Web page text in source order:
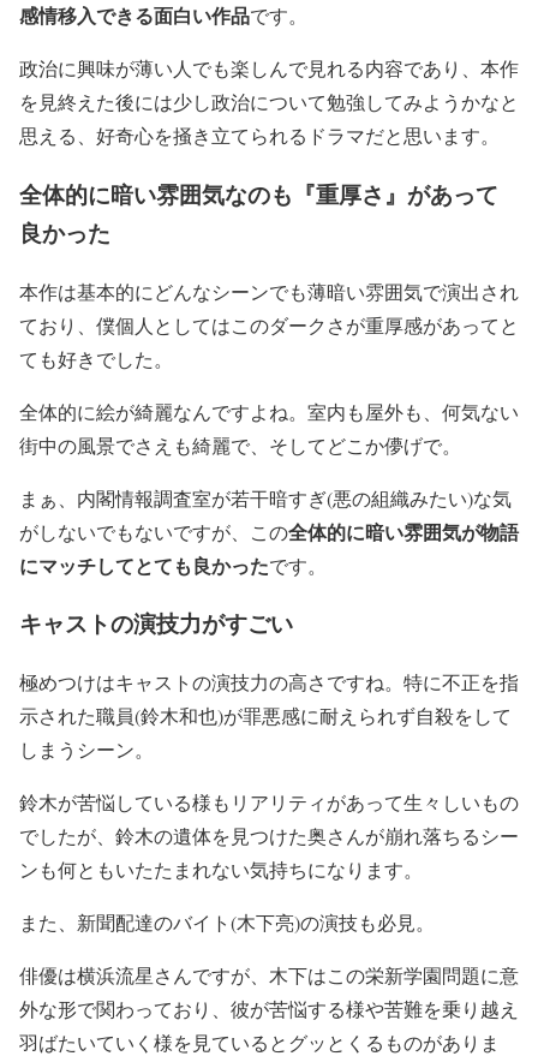
感情移入できる面白い作品です。
政治に興味が薄い人でも楽しんで見れる内容であり、本作
を見終えた後には少し政治について勉強してみようかなと
思える、好奇心を掻き立てられるドラマだと思います。
全体的に暗い雰囲気なのも『重厚さ』があって
良かった
本作は基本的にどんなシーンでも薄暗い雰囲気で演出され
ており、僕個人としてはこのダークさが重厚感があってと
ても好きでした。
全体的に絵が綺麗なんですよね。室内も屋外も、何気ない
街中の風景でさえも綺麗で、そしてどこか儚げで。
まぁ、内閣情報調査室が若干暗すぎ(悪の組織みたい)な気
がしないでもないですが、この全体的に暗い雰囲気が物語
にマッチしてとても良かったです。
キャストの演技力がすごい
極めつけはキャストの演技力の高さですね。特に不正を指
示された職員(鈴木和也)が罪悪感に耐えられず自殺をして
しまうシーン。
鈴木が苦悩している様もリアリティがあって生々しいもの
でしたが、鈴木の遺体を見つけた奥さんが崩れ落ちるシー
ンも何ともいたたまれない気持ちになります。
また、新聞配達のバイト(木下亮)の演技も必見。
俳優は横浜流星さんですが、木下はこの栄新学園問題に意
外な形で関わっており、彼が苦悩する様や苦難を乗り越え
羽ばたいていく様を見ているとグッとくるものがありま